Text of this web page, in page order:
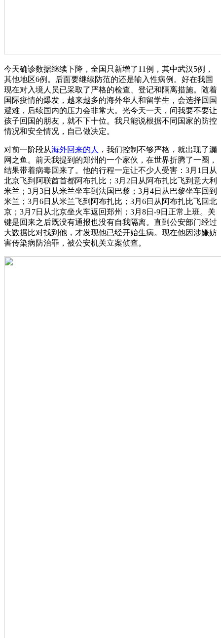
今天确诊数据继续下降，全国只新增了11例，其中武汉5例，
其他地区6例。后面要继续防范的还是输入性病例。好在我国
现在对入境人员已采取了严格的检查、登记和隔离措施。随着
国际疫情的爆发，越来越多的海外华人和留学生，会选择回国
避难，后续国内的压力会非常大。光今天一天，问我要不要让
孩子回国的朋友，就不下十位。我只能说根据不同国家的防控
情况和安全情况，自己做决定。
对前一阶段从海外回来的人
，我们控制不够严格，就出现了漏
网之鱼。前天我提到的郑州的一个家伙，在世界折腾了一圈，
结果带着病毒回来了。他的行程一定让不少人受害：3月1日从
北京飞到阿联酋首都阿布扎比；3月2日从阿布扎比飞到意大利
米兰；3月3日从米兰坐车到法国巴黎；3月4日从巴黎坐车回到
米兰；3月6日从米兰飞到阿布扎比；3月6日从阿布扎比飞回北
京；3月7日从北京坐火车返回郑州；3月8日-9日正常上班。关
键是回来之后既没有通报也没有自我隔离。直到公安部门经过
大数据比对找到他，才发现他已经开始生病。现在他因涉嫌妨
害传染病防治罪，被公安机关立案侦查。